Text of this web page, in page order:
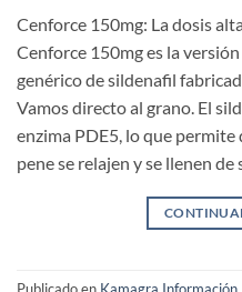
Cenforce 150mg: La dosis
Cenforce 150mg es la
genérico de sildenafil
Vamos directo al grano. El
enzima PDE5, lo que permite
pene se relajen y se llenen